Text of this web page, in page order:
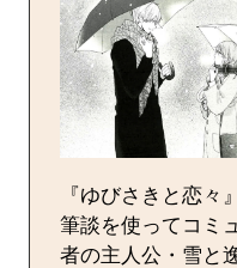
『ゆびさきと恋々
筆談を使ってコミ
者の主人公・雪と